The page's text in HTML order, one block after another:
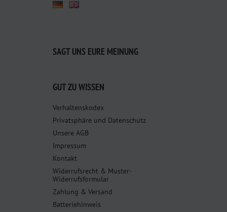
SAGT UNS EURE MEINUNG
GUT ZU WISSEN
Verhaltenskodex
Privatsphäre und Datenschutz
Unsere AGB
Impressum
Kontakt
Widerrufsrecht & Muster-
Widerrufsformular
Zahlung & Versand
Batteriehinweis